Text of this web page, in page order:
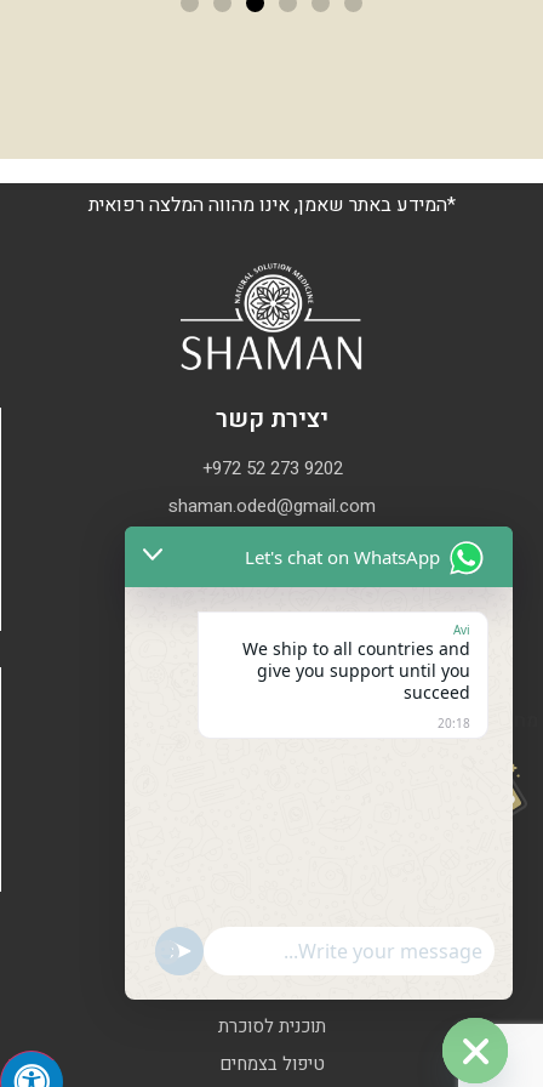
מחכה לך הנחה
של 20%
*המידע באתר שאמן, אינו מהווה המלצה רפואית
יצירת קשר
+972 52 273 9202
shaman.oded@gmail.com
מפת האתר
מוצרים
תוכנית לסוכרת
טיפול בצמחים
Let's chat on WhatsApp
Avi
We ship to all countries and
give you support until you
succeed
20:18
Show Emojis
undefined